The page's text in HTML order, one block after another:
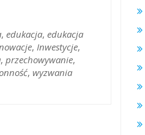
, edukacja, edukacja
, Inwestycje,
, przechowywanie,
, wyzwania